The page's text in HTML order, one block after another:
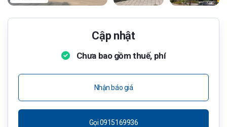
Cập nhật
Chưa bao gồm thuế, phí
Nhận báo giá
Gọi 0915169936